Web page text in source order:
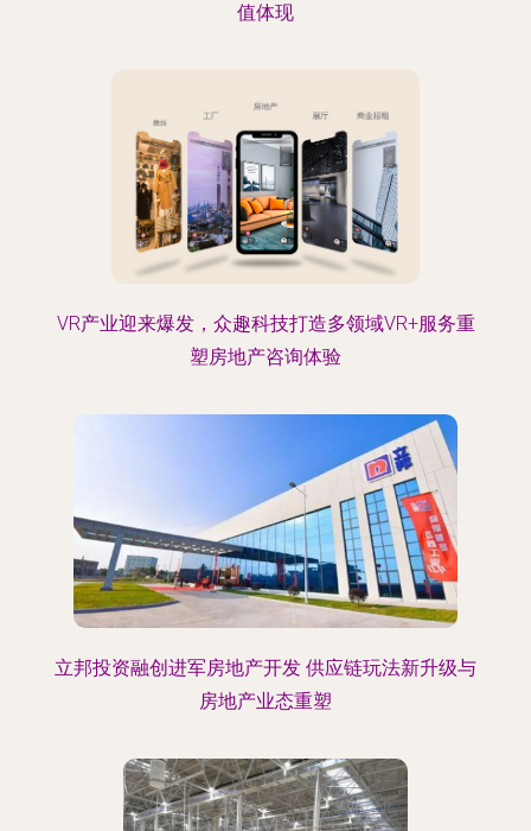
值体现
VR产业迎来爆发，众趣科技打造多领域VR+服务重
塑房地产咨询体验
立邦投资融创进军房地产开发 供应链玩法新升级与
房地产业态重塑